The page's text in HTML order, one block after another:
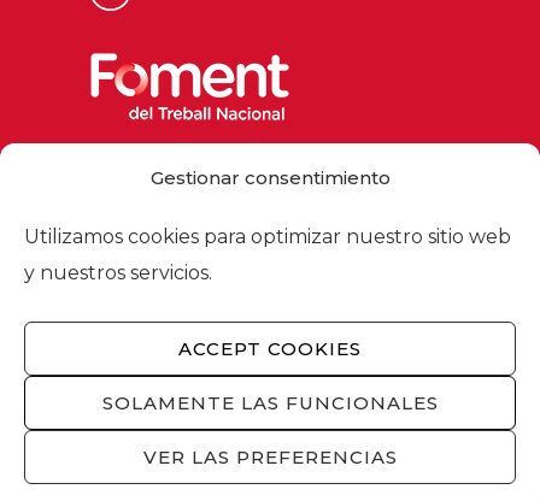
Gestionar consentimiento
Utilizamos cookies para optimizar nuestro sitio web
y nuestros servicios.
ACCEPT COOKIES
SOLAMENTE LAS FUNCIONALES
VER LAS PREFERENCIAS
foment@foment.com
© 2026 - Foment del Treball Nacional
de privacidad /Política de cookies
Privacidad redes sociales